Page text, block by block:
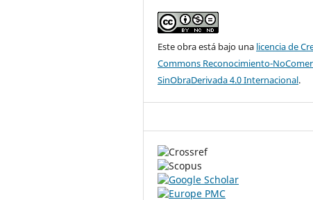
Este obra está bajo una licencia de
Commons Reconocimiento-
SinObraDerivada 4.0 Internacional.